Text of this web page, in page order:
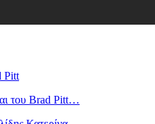
του Brad Pitt…